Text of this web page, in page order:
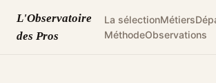
L'Observatoire
des Pros
La sélectionMétiers
MéthodeObservations